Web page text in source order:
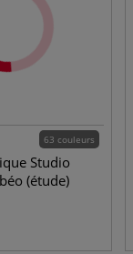
63 couleurs
Studio
(étude)